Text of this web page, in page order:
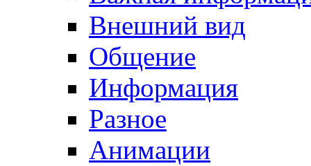
Внешний вид
Общение
Информация
Разное
Анимации